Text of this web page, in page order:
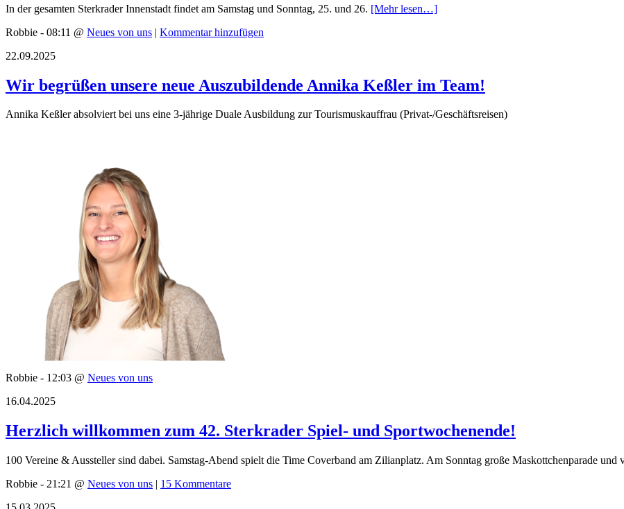
In der gesamten Sterkrader Innenstadt findet am Samstag und Sonntag, 25. und 26. [Mehr lesen…]
Robbie - 08:11 @ Neues von uns | Kommentar hinzufügen
22.09.2025
Wir begrüßen unsere neue Auszubildende Annika Keßler im Team!
Annika Keßler absolviert bei uns eine 3-jährige Duale Ausbildung zur Tourismuskauffrau (Privat-/Geschäftsreisen)
Robbie - 12:03 @ Neues von uns
16.04.2025
Herzlich willkommen zum 42. Sterkrader Spiel- und Sportwochenende!
100 Vereine & Aussteller sind dabei. Samstag-Abend spielt die Time Coverband am Zilianplatz. Am Sonntag große Maskottchenparade
Robbie - 21:21 @ Neues von uns | 15 Kommentare